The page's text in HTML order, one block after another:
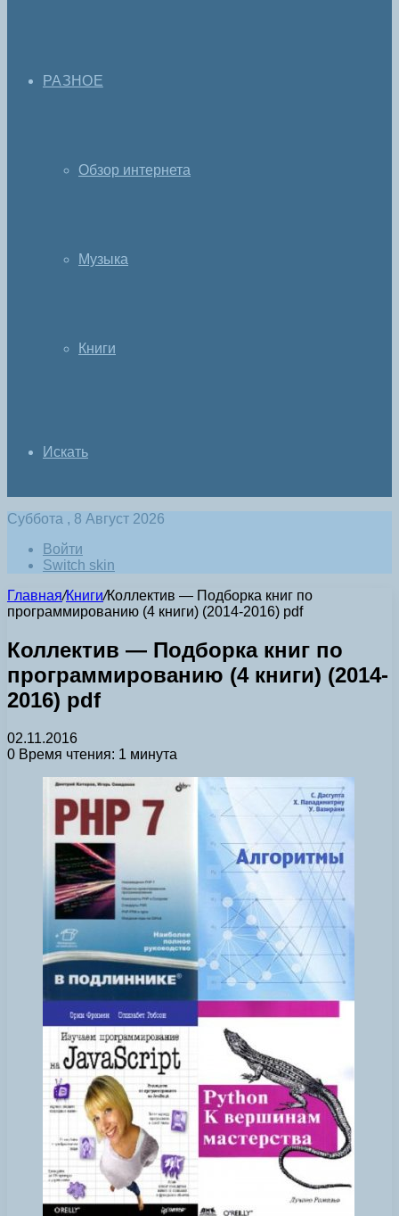
РАЗНОЕ
Обзор интернета
Музыка
Книги
Искать
Суббота , 8 Август 2026
Войти
Switch skin
Главная/Книги/Коллектив — Подборка книг по
программированию (4 книги) (2014-2016) pdf
Коллектив — Подборка книг по
программированию (4 книги) (2014-
2016) pdf
02.11.2016
0 Время чтения: 1 минута